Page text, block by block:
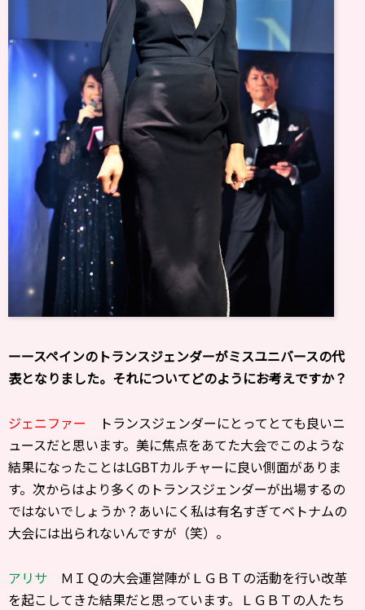
ーースペインのトランスジェンダーがミスユニバースの代
表となりました。それについてどのようにお考えですか？
ジェニファー トランスジェンダーにとってとても良いニ
ュースだと思います。美に焦点をあてた大会でこのような
結果になったことはLGBTカルチャーに良い側面がありま
す。次からはより多くのトランスジェンダーが出場するの
ではないでしょうか？あいにく私は有名すぎてベトナムの
大会には出られないんですが（笑）。
アリサ ＭＩＱの大会運営陣がＬＧＢＴの活動を行い改革
を起こしてきた結果だと思っています。ＬＧＢＴの人たち